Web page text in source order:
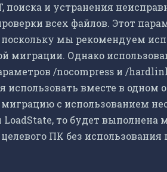
и устранения
всех файлов. Этот
мы рекомендуем
миграции. Однако
/nocompress и /
вместе в одном
с использованием
то будет выполнена
ПК без